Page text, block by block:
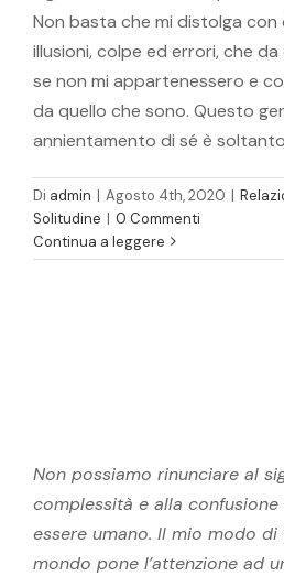
Non basta che mi distolga con
illusioni, colpe ed errori, che
se non mi appartenessero e
da quello che sono. Questo
annientamento di sé è soltanto
Di admin | Agosto 4th, 2020 |
Solitudine | 0 Commenti
Continua a leggere
Non possiamo rinunciare al
complessità e alla
essere umano. Il mio modo
mondo pone l’attenzione ad